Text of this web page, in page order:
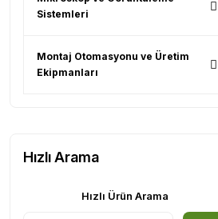
Sistemleri
Montaj Otomasyonu ve Üretim
Ekipmanları
Hızlı Arama
Hızlı Ürün Arama